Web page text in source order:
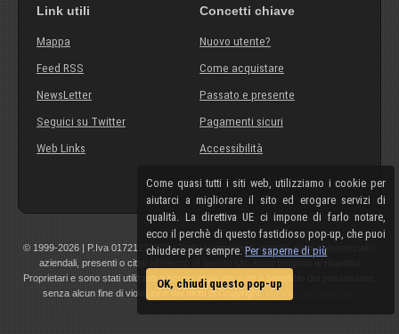
Come quasi tutti i siti web, utilizziamo i cookie per
aiutarci a migliorare il sito ed erogare servizi di
qualità. La direttiva UE ci impone di farlo notare,
ecco il perchè di questo fastidioso pop-up, che puoi
chiudere per sempre.Per saperne di più
OK, chiudi questo pop-up
Link utili
Mappa
Feed RSS
NewsLetter
Seguici su Twitter
Web Links
Concetti chiave
Nuovo utente?
Come acquistare
Passato e presente
Pagamenti sicuri
Accessibilità
© 1999-2026 | P.Iva 01721210308 | Tutti i componenti, marchi, nomi commerciali o
aziendali, presenti o citati all'interno di questo sito appartengono ai rispettivi
Proprietari e sono stati utilizzati a scopo esplicativo ed a beneficio del possessore,
senza alcun fine di violazione dei diritti di Copyright.
Maggiori informazioni